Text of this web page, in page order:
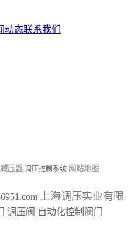
动态联系我们
减压器 调压控制系统 网站地图
上海调压实业有限
压阀 自动化控制阀门